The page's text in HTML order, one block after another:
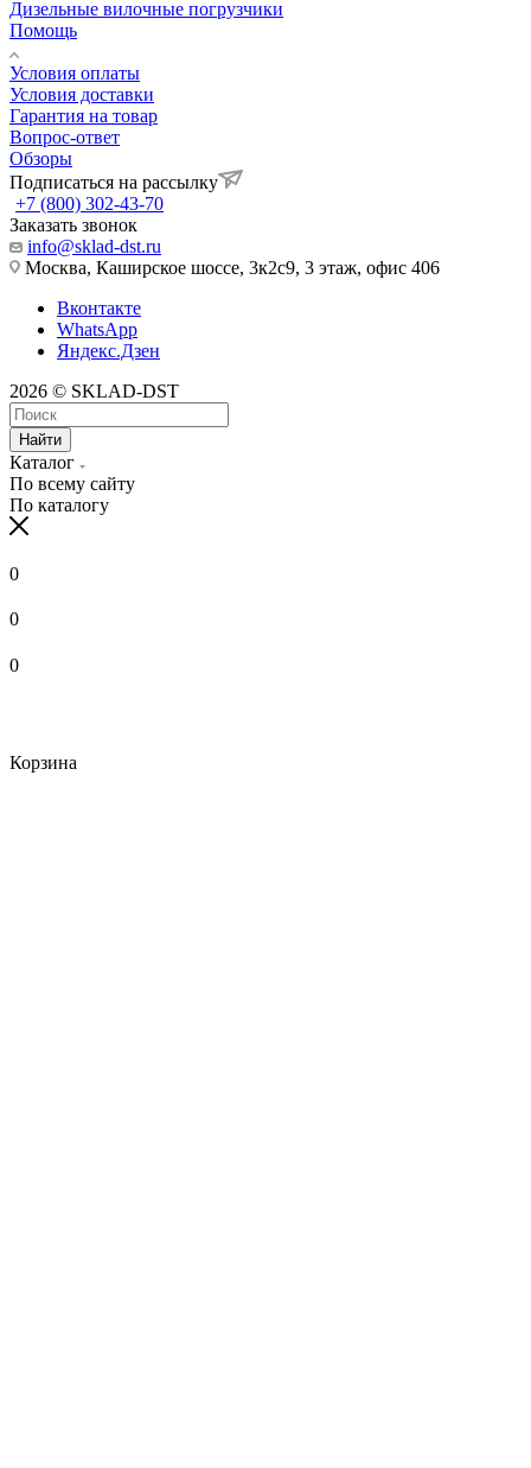
Дизельные вилочные погрузчики
Помощь
Условия оплаты
Условия доставки
Гарантия на товар
Вопрос-ответ
Обзоры
Подписаться на рассылку
+7 (800) 302-43-70
Заказать звонок
info@sklad-dst.ru
Москва, Каширское шоссе, 3к2с9, 3 этаж, офис 406
Вконтакте
WhatsApp
Яндекс.Дзен
2026 © SKLAD-DST
Найти
Каталог
По всему сайту
По каталогу
0
0
0
Корзина